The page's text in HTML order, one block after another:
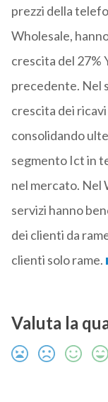
prezzi della
Wholesale,
crescita del 27%
precedente. Nel
crescita dei
consolidando
segmento Ict in
nel mercato. Nel
servizi hanno
dei clienti da
clienti solo rame.
Valuta la